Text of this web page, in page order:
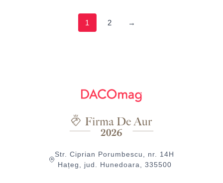
1 2 →
Str. Ciprian Porumbescu, nr. 14H
Hațeg, jud. Hunedoara, 335500